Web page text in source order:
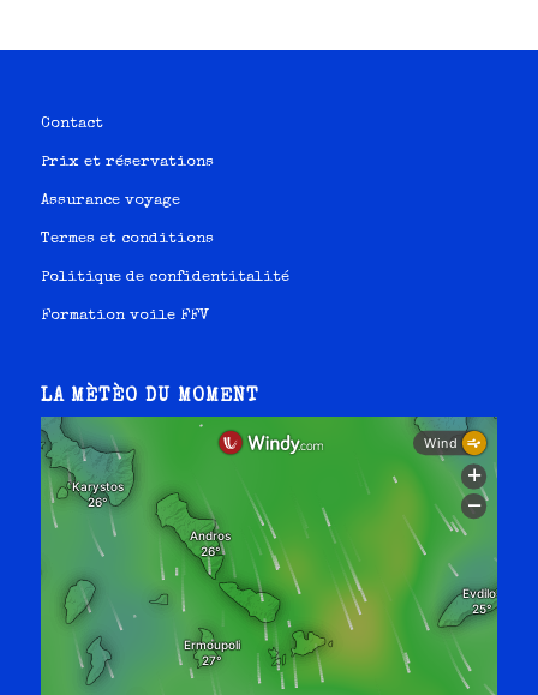
Contact
Prix et réservations
Assurance voyage
Termes et conditions
Politique de confidentitalité
Formation voile FFV
LA MÈTÈO DU MOMENT